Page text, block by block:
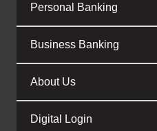
Personal Banking
Business Banking
About Us
Digital Login